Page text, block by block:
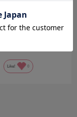
少なくて、、
少しうねうねして
Like! 0